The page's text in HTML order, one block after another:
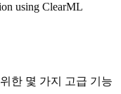
using ClearML
한 몇 가지 고급 기능